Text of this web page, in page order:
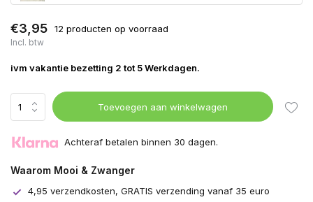
€3,95 12 producten op voorraad
Incl. btw
ivm vakantie bezetting 2 tot 5 Werkdagen.
Toevoegen aan winkelwagen
Achteraf betalen binnen 30 dagen.
Waarom Mooi & Zwanger
4,95 verzendkosten, GRATIS verzending vanaf 35 euro